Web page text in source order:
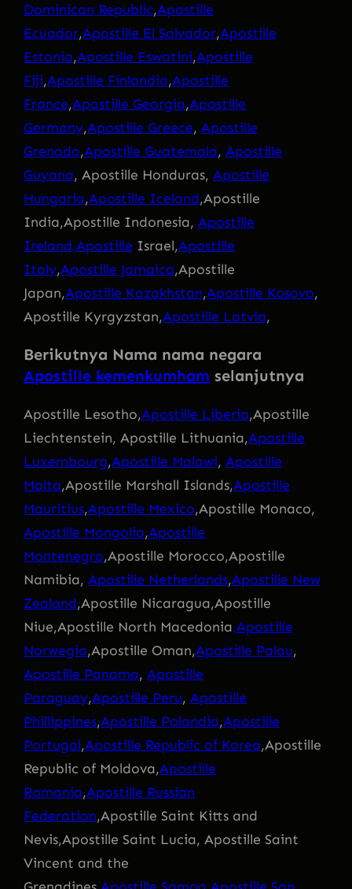
Dominican Republic,Apostille
Ecuador,Apostille El Salvador,Apostille
Estonia,Apostille Eswatini,Apostille
Fiji,Apostille Finlandia,Apostille
France,Apostille Georgia,Apostille
Germany,Apostille Greece, Apostille
Grenada,Apostille Guatemala, Apostille
Guyana, Apostille Honduras, Apostille
Hungaria,Apostille Iceland,Apostille
India,Apostille Indonesia, Apostille
Ireland,Apostille Israel,Apostille
Italy,Apostille Jamaica,Apostille
Japan,Apostille Kazakhstan,Apostille Kosovo,
Apostille Kyrgyzstan,Apostille Latvia,
Berikutnya Nama nama negara
Apostille kemenkumham selanjutnya
Apostille Lesotho,Apostille Liberia,Apostille
Liechtenstein, Apostille Lithuania,Apostille
Luxembourg,Apostille Malawi, Apostille
Malta,Apostille Marshall Islands,Apostille
Mauritius,Apostille Mexico,Apostille Monaco,
Apostille Mongolia,Apostille
Montenegro,Apostille Morocco,Apostille
Namibia, Apostille Netherlands,Apostille New
Zealand,Apostille Nicaragua,Apostille
Niue,Apostille North Macedonia,Apostille
Norwegia,Apostille Oman,Apostille Palau,
Apostille Panama, Apostille
Paraguay,Apostille Peru, Apostille
Phillippines,Apostille Polandia,Apostille
Portugal,Apostille Republic of Korea,Apostille
Republic of Moldova,Apostille
Romania,Apostille Russian
Federation,Apostille Saint Kitts and
Nevis,Apostille Saint Lucia, Apostille Saint
Vincent and the